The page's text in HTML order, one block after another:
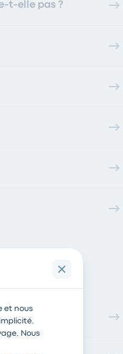
t-elle pas ?
et nous
Nous